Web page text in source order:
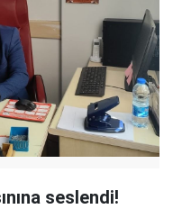
seslendi!